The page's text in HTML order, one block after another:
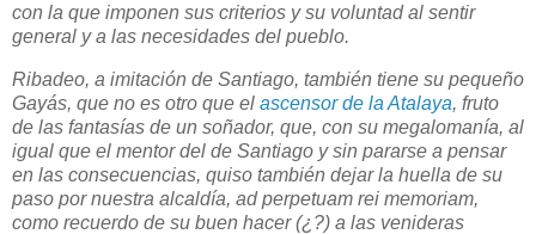
con la que imponen sus criterios y su voluntad al sentir
general y a las necesidades del pueblo.
Ribadeo, a imitación de Santiago, también tiene su pequeño
Gayás, que no es otro que el ascensor de la Atalaya, fruto
de las fantasías de un soñador, que, con su megalomanía, al
igual que el mentor del de Santiago y sin pararse a pensar
en las consecuencias, quiso también dejar la huella de su
paso por nuestra alcaldía, ad perpetuam rei memoriam,
como recuerdo de su buen hacer (¿?) a las venideras